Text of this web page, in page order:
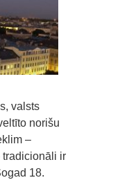
valsts
norišu
–
tradicionāli ir
18.